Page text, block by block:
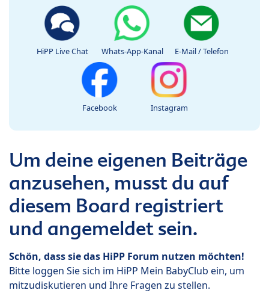
HiPP Live Chat Whats-App-Kanal E-Mail / Telefon
Facebook Instagram
Um deine eigenen Beiträge
anzusehen, musst du auf
diesem Board registriert
und angemeldet sein.
Schön, dass sie das HiPP Forum nutzen möchten!
Bitte loggen Sie sich im HiPP Mein BabyClub ein, um
mitzudiskutieren und Ihre Fragen zu stellen.